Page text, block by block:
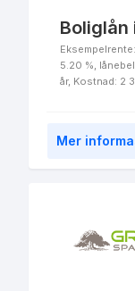
Bate -
Bate -
Bate -
Boliglån
5.20 %,
år, Kostnad: 2
Mer